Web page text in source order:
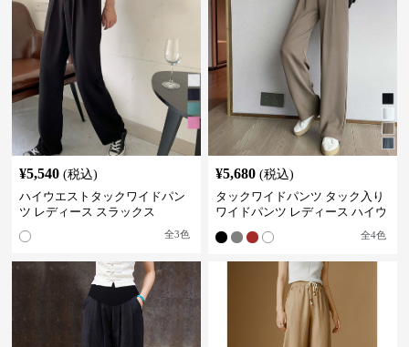
¥5,540 (税込)
ハイウエストタックワイドパン
ツ レディース スラックス
全3色
¥5,680 (税込)
タックワイドパンツ タック入り
ワイドパンツ レディース ハイウ
全4色